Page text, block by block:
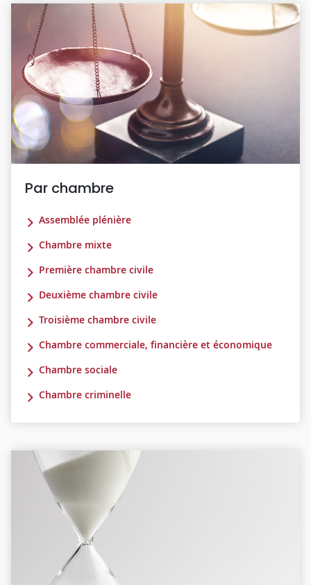
Par chambre
Assemblée plénière
Chambre mixte
Première chambre civile
Deuxième chambre civile
Troisième chambre civile
Chambre commerciale, financière et économique
Chambre sociale
Chambre criminelle